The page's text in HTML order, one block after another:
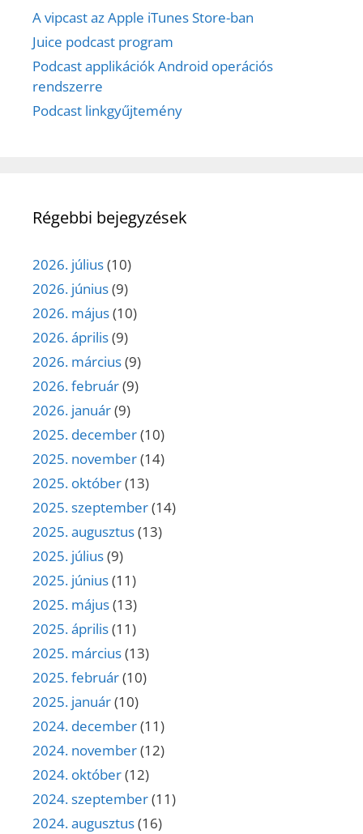
A vipcast az Apple iTunes Store-ban
Juice podcast program
Podcast applikációk Android operációs
rendszerre
Podcast linkgyűjtemény
Régebbi bejegyzések
2026. július(10)
2026. június(9)
2026. május(10)
2026. április(9)
2026. március(9)
2026. február(9)
2026. január(9)
2025. december(10)
2025. november(14)
2025. október(13)
2025. szeptember(14)
2025. augusztus(13)
2025. július(9)
2025. június(11)
2025. május(13)
2025. április(11)
2025. március(13)
2025. február(10)
2025. január(10)
2024. december(11)
2024. november(12)
2024. október(12)
2024. szeptember(11)
2024. augusztus(16)